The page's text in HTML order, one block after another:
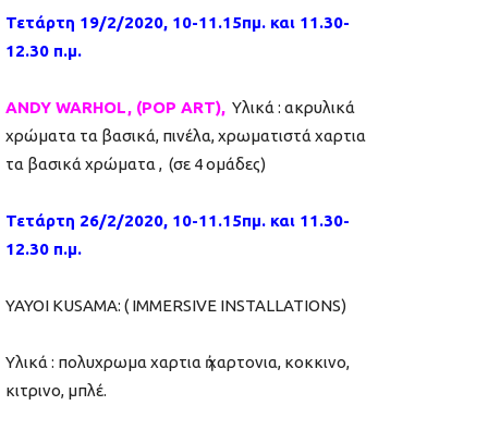
Τετάρτη 19/2/2020, 10-11.15πμ. και 11.30-
12.30 π.μ.
ANDY WARHOL, (POP ART), Υλικά : ακρυλικά
χρώματα τα βασικά, πινέλα, χρωματιστά χαρτια
τα βασικά χρώματα , (σε 4 ομάδες)
Τετάρτη 26/2/2020, 10-11.15πμ. και 11.30-
12.30 π.μ.
YAYOI KUSAMA: ( IMMERSIVE INSTALLATIONS)
Υλικά : πολυχρωμα χαρτια ἠ χαρτονια, κοκκινο,
κιτρινο, μπλέ.